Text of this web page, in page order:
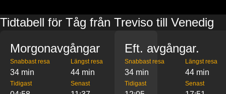
Tidtabell för Tåg från Treviso till Venedig
Morgonavgångar
Snabbast resa
34 min
Längst resa
44 min
Tidigast Senast
Eft. avgångar.
Snabbast resa
34 min
Längst resa
44 min
Tidigast Senast